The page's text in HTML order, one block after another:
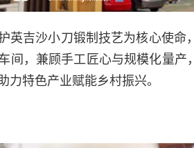
英吉沙小刀锻制技艺为核心使
间，兼顾手工匠心与规模化量
力特色产业赋能乡村振兴。